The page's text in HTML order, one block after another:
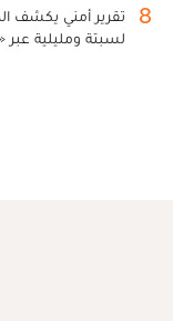
8
تقرير أمني يكشف
لسبتة ومليلية عبر